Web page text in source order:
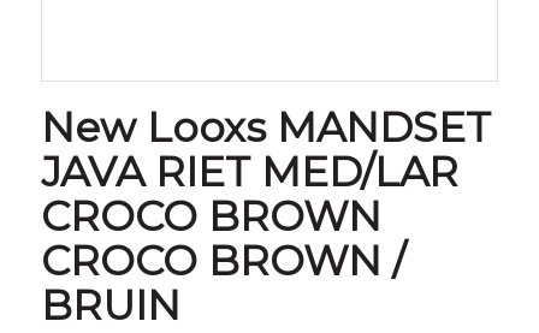
New Looxs MANDSET
JAVA RIET MED/LAR
CROCO BROWN
CROCO BROWN /
BRUIN